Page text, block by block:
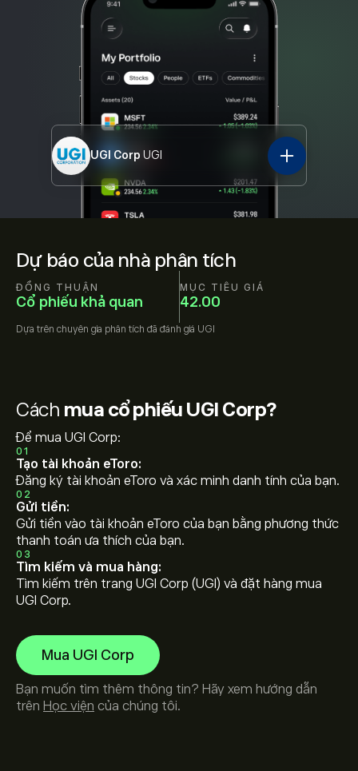
Dự báo của nhà phân tích
ĐỒNG THUẬN
Cổ phiếu khả quan
MỤC TIÊU GIÁ
42.00
Dựa trên chuyên gia phân tích đã đánh giá UGI
UGI Corp UGI
Cách mua cổ phiếu UGI Corp?
Để mua UGI Corp:
01
Tạo tài khoản eToro:
Đăng ký tài khoản eToro và xác minh danh tính của bạn.
02
Gửi tiền:
Gửi tiền vào tài khoản eToro của bạn bằng phương thức
thanh toán ưa thích của bạn.
03
Tìm kiếm và mua hàng:
Tìm kiếm trên trang UGI Corp (UGI) và đặt hàng mua
UGI Corp.
Mua UGI Corp
Bạn muốn tìm thêm thông tin? Hãy xem hướng dẫn
trên Học viện của chúng tôi.